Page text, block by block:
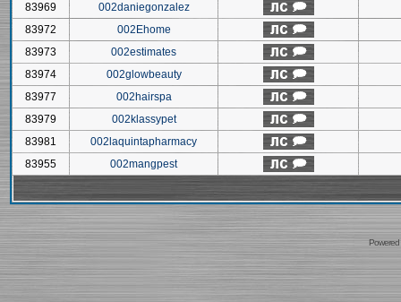
83969
002daniegonzalez
83972
002Ehome
83973
002estimates
83974
002glowbeauty
83977
002hairspa
83979
002klassypet
83981
002laquintapharmacy
83955
002mangpest